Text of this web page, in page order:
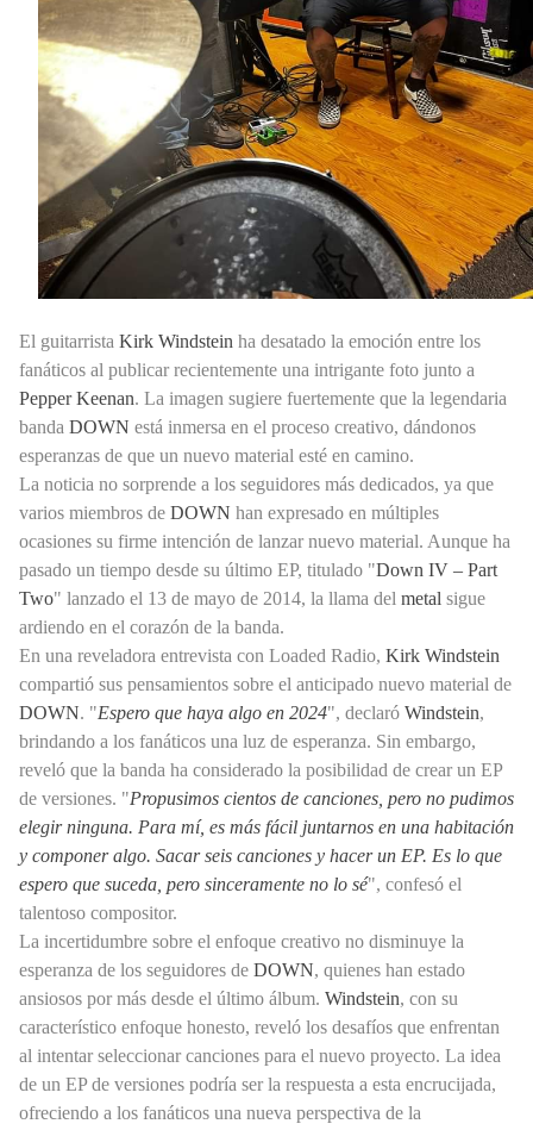
El guitarrista Kirk Windstein ha desatado la emoción entre los
fanáticos al publicar recientemente una intrigante foto junto a
Pepper Keenan. La imagen sugiere fuertemente que la legendaria
banda DOWN está inmersa en el proceso creativo, dándonos
esperanzas de que un nuevo material esté en camino.
La noticia no sorprende a los seguidores más dedicados, ya que
varios miembros de DOWN han expresado en múltiples
ocasiones su firme intención de lanzar nuevo material. Aunque ha
pasado un tiempo desde su último EP, titulado "Down IV – Part
Two" lanzado el 13 de mayo de 2014, la llama del metal sigue
ardiendo en el corazón de la banda.
En una reveladora entrevista con Loaded Radio, Kirk Windstein
compartió sus pensamientos sobre el anticipado nuevo material de
DOWN. "Espero que haya algo en 2024", declaró Windstein,
brindando a los fanáticos una luz de esperanza. Sin embargo,
reveló que la banda ha considerado la posibilidad de crear un EP
de versiones. "Propusimos cientos de canciones, pero no pudimos
elegir ninguna. Para mí, es más fácil juntarnos en una habitación
y componer algo. Sacar seis canciones y hacer un EP. Es lo que
espero que suceda, pero sinceramente no lo sé", confesó el
talentoso compositor.
La incertidumbre sobre el enfoque creativo no disminuye la
esperanza de los seguidores de DOWN, quienes han estado
ansiosos por más desde el último álbum. Windstein, con su
característico enfoque honesto, reveló los desafíos que enfrentan
al intentar seleccionar canciones para el nuevo proyecto. La idea
de un EP de versiones podría ser la respuesta a esta encrucijada,
ofreciendo a los fanáticos una nueva perspectiva de la